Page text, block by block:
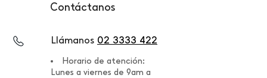
Contáctanos
Llámanos 02 3333 422
Horario de atención:
Lunes a viernes de 9am a